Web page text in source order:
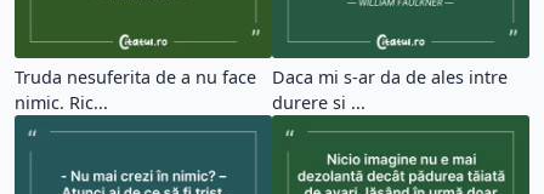
Truda nesuferita de a nu face
nimic. Ric...
Daca mi s-ar da de ales intre
durere si ...